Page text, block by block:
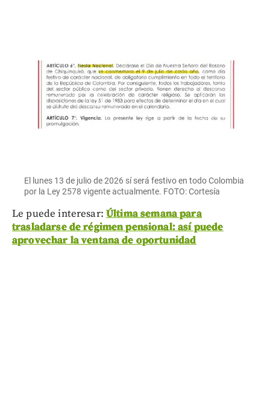
El lunes 13 de julio de 2026 sí será festivo en todo Colombia
por la Ley 2578 vigente actualmente. FOTO: Cortesía
Le puede interesar: Última semana para
trasladarse de régimen pensional: así puede
aprovechar la ventana de oportunidad